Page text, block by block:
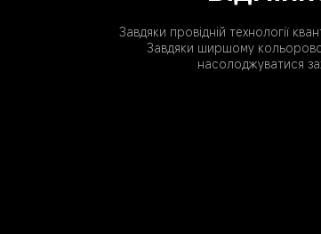
Завдяки провідній технології
Завдяки ширшому
насолоджуватися